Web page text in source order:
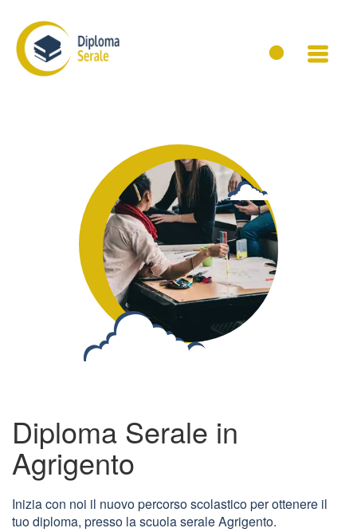
Diploma Serale in
Agrigento
Inizia con noi il nuovo percorso scolastico per ottenere il
tuo diploma, presso la scuola serale Agrigento.